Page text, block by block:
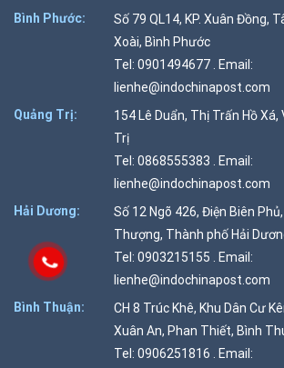
Bình Phước:
Số 79 QL14, KP. Xuân Đồng,
Xoài, Bình Phước
Tel: 0901494677 . Email:
lienhe@indochinapost.com
Quảng Trị:
154 Lê Duẩn, Thị Trấn Hồ Xá,
Trị
Tel: 0868555383 . Email:
lienhe@indochinapost.com
Hải Dương:
Số 12 Ngõ 426, Điện Biên
Thượng, Thành phố Hải
Tel: 0903215155 . Email:
lienhe@indochinapost.com
Bình Thuận:
CH 8 Trúc Khê, Khu Dân Cư
Xuân An, Phan Thiết, Bình
Tel: 0906251816 . Email: